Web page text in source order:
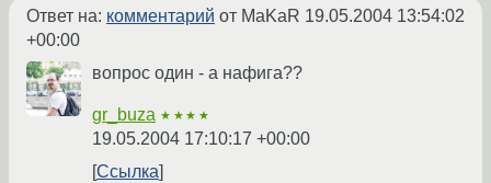
Ответ на: комментарий от MaKaR 19.05.2004 13:54:02
+00:00
вопрос один - а нафига??
gr_buza ★★★★
19.05.2004 17:10:17 +00:00
Ссылка